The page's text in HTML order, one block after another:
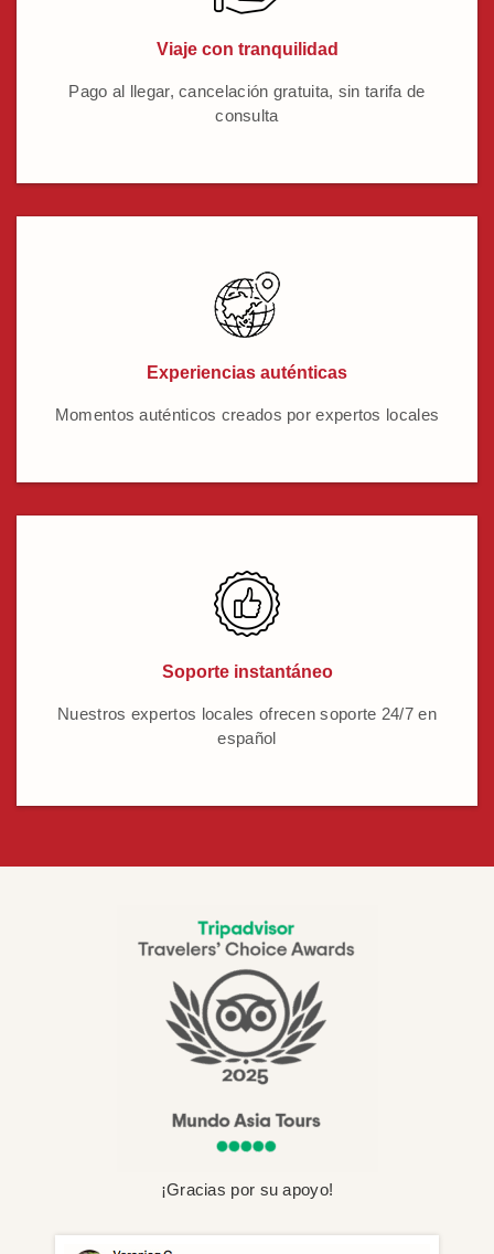
Viaje con tranquilidad
Pago al llegar, cancelación gratuita, sin tarifa de
consulta
Experiencias auténticas
Momentos auténticos creados por expertos locales
Soporte instantáneo
Nuestros expertos locales ofrecen soporte 24/7 en
español
¡Gracias por su apoyo!